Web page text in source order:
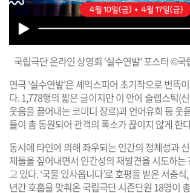
국립극단 온라인 상영회 ‘실수연발’ 포스터 ©
연극 ‘실수연발’은 셰익스피어 초기작으로 번뜩
다. 1,778행의 짧은 글이지만 이 안에 슬랩스틱(
웃음을 끌어내는 코미디 장르)과 언어유희 등 웃
들이 총 동원되어 관객의 폭소가 끊이지 않게 한
동시에 타인에 의해 좌우되는 인간의 정체성과
제들을 짚어내면서 인간성의 재발견을 시도하는
고 있다. ‘국물 있사옵니다’로 호평을 받은 서충
년간 호흡을 맞춰온 국립극단 시즌단원 18명이